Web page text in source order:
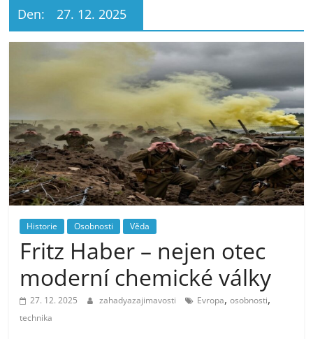
Den: 27. 12. 2025
Historie Osobnosti Věda
Fritz Haber – nejen otec
moderní chemické války
27. 12. 2025 zahadyazajimavosti Evropa,osobnosti,
technika